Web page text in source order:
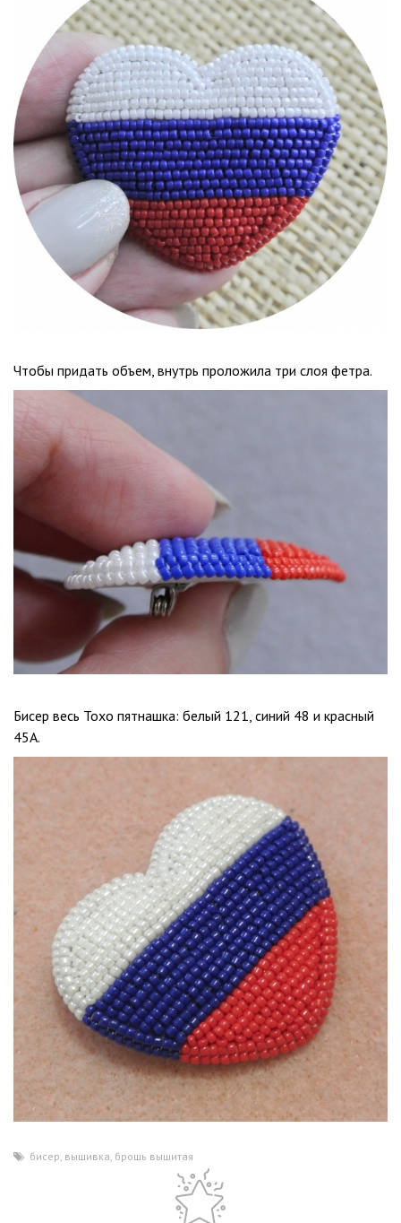
Чтобы придать объем, внутрь проложила три слоя фетра.
Бисер весь Тохо пятнашка: белый 121, синий 48 и красный
45А.
бисер, вышивка, брошь вышитая